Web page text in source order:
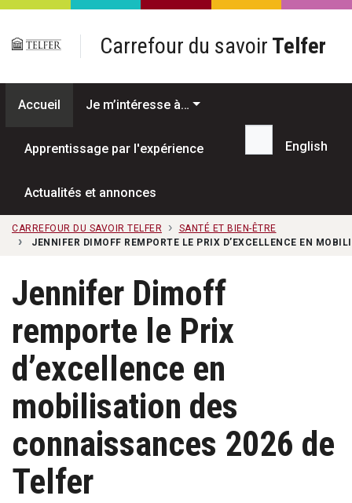
Passer au contenu principal
Carrefour du savoir Telfer
Accueil Je m’intéresse à…
Apprentissage par l'expérience
Actualités et annonces
Recherche...
English
CARREFOUR DU SAVOIR TELFER
SANTÉ ET BIEN-ÊTRE
JENNIFER DIMOFF REMPORTE LE PRIX D’EXCELLENCE EN
Jennifer Dimoff
remporte le Prix
d’excellence en
mobilisation des
connaissances 2026 de
Telfer